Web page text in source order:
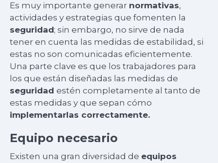
Es muy importante generar normativas,
actividades y estrategias que fomenten la
seguridad; sin embargo, no sirve de nada
tener en cuenta las medidas de estabilidad, si
estas no son comunicadas eficientemente.
Una parte clave es que los trabajadores para
los que están diseñadas las medidas de
seguridad estén completamente al tanto de
estas medidas y que sepan cómo
implementarlas correctamente.
Equipo necesario
Existen una gran diversidad de equipos